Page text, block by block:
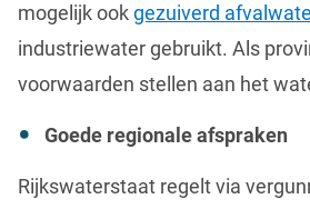
mogelijk ookgezuiverd
industriewater gebruikt. Als
voorwaarden stellen aan het
Goede regionale afspraken
Rijkswaterstaat regelt via